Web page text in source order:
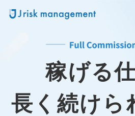
稼げる
長く続けら